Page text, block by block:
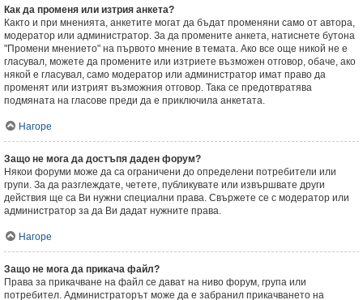
Как да променя или изтрия анкета?
Както и при мненията, анкетите могат да бъдат променяни само от автора,
модератор или администратор. За да промените анкета, натиснете бутона
"Промени мнението" на първото мнение в темата. Ако все още никой не е
гласувал, можете да промените или изтриете възможен отговор, обаче, ако
някой е гласувал, само модератор или администратор имат право да
променят или изтрият възможния отговор. Така се предотвратява
подмяната на гласове преди да е приключила анкетата.
Нагоре
Защо не мога да достъпя даден форум?
Някои форуми може да са ограничени до определени потребители или
групи. За да разглеждате, четете, публикувате или извършвате други
действия ще са Ви нужни специални права. Свържете се с модератор или
администратор за да Ви дадат нужните права.
Нагоре
Защо не мога да прикача файл?
Права за прикачване на файл се дават на ниво форум, група или
потребител. Администраторът може да е забранил прикачването на